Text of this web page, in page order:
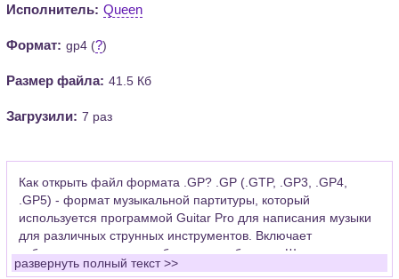
Исполнитель: Queen
Формат: gp4 (?)
Размер файла: 41.5 Кб
Загрузили: 7 раз
Как открыть файл формата .GP? .GP (.GTP, .GP3, .GP4,
.GP5) - формат музыкальной партитуры, который
используется программой Guitar Pro для написания музыки
для различных струнных инструментов. Включает
табулатуры для гитары, бас-гитары, банджо. Широко
применяется для создания партитур, которые затем
развернуть полный текст >>